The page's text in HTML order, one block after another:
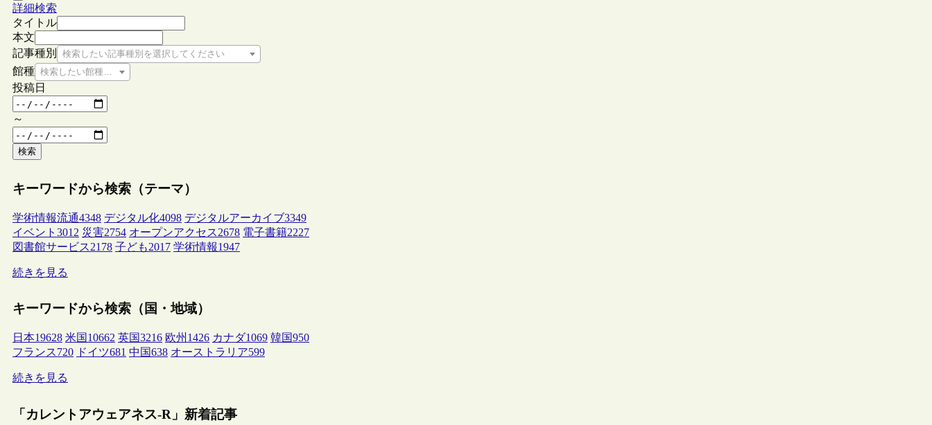
詳細検索
タイトル
本文
記事種別
検索したい記事種別を選択してください
館種 検索したい館種を選択してください
投稿日
～
検索
キーワードから検索（テーマ）
学術情報流通4348 デジタル化4098 デジタルアーカイブ3349
イベント 3012 災害2754 オープンアクセス2678 電子書籍2227
図書館サービス2178 子ども2017 学術情報1947
続きを見る
キーワードから検索（国・地域）
日本19628 米国 10662 英国3216 欧州 1426 カナダ1069 韓国950
フランス720 ドイツ681 中国638 オーストラリア599
続きを見る
「カレントアウェアネス-R」新着記事